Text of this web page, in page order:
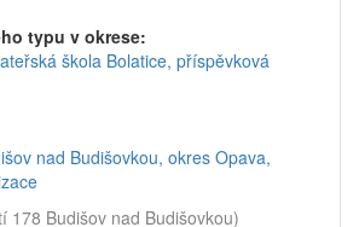
typu v okrese:
škola Bolatice, příspěvková
nad Budišovkou, okres Opava,
178 Budišov nad Budišovkou)